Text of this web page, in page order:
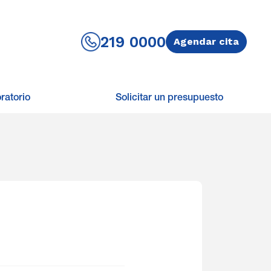
219 0000 Agendar cita
Solicitar un presupuesto